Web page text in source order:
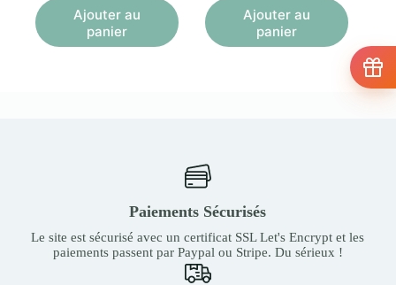
Ajouter au
panier
Ajouter au
panier
Paiements Sécurisés
Le site est sécurisé avec un certificat SSL Let's Encrypt et les
paiements passent par Paypal ou Stripe. Du sérieux !